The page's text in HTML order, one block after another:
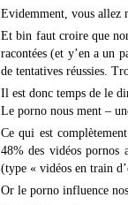
Evidemment, vous allez
Et bin faut croire que
racontées (et y’en a un
de tentatives réussies.
Il est donc temps de le
Le porno nous ment –
Ce qui est
48% des vidéos pornos
(type « vidéos en train
Or le porno influence